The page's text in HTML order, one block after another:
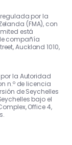
por la
(FMA), con
está
compañía
Auckland 1010,
la Autoridad
n.º de licencia
de Seychelles
bajo el
Office 4,